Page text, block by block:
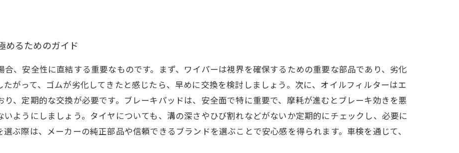
めるためのガイド
、安全性に直結する重要なものです。まず、ワイパーは視界を確保するための重要な部品であり、劣化
がって、ゴムが劣化してきたと感じたら、早めに交換を検討しましょう。次に、オイルフィルターはエ
、定期的な交換が必要です。ブレーキパッドは、安全面で特に重要で、摩耗が進むとブレーキ効きを悪
ようにしましょう。タイヤについても、溝の深さやひび割れなどがないか定期的にチェックし、必要に
ぶ際は、メーカーの純正部品や信頼できるブランドを選ぶことで安心感を得られます。車検を通じて、